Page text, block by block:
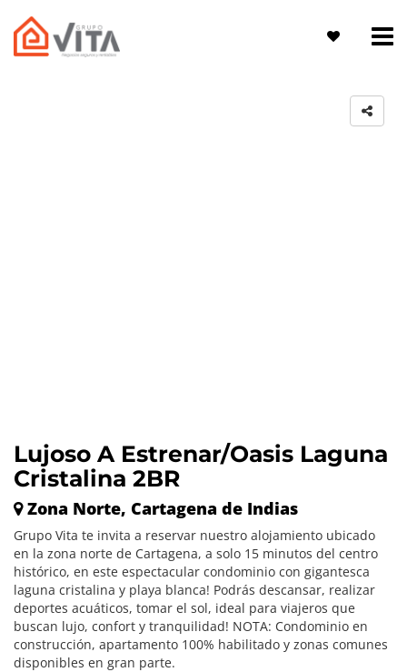
Lujoso A Estrenar/Oasis Laguna
Cristalina 2BR
Zona Norte, Cartagena de Indias
Grupo Vita te invita a reservar nuestro alojamiento ubicado
en la zona norte de Cartagena, a solo 15 minutos del centro
histórico, en este espectacular condominio con gigantesca
laguna cristalina y playa blanca! Podrás descansar, realizar
deportes acuáticos, tomar el sol, ideal para viajeros que
buscan lujo, confort y tranquilidad! NOTA: Condominio en
construcción, apartamento 100% habilitado y zonas comunes
disponibles en gran parte.